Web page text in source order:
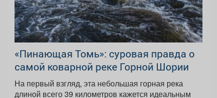
«Пинающая Томь»: суровая правда о
самой коварной реке Горной Шории
На первый взгляд, эта небольшая горная река
длиной всего 39 километров кажется идеальным